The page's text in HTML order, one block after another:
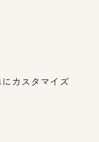
カスタマイズ